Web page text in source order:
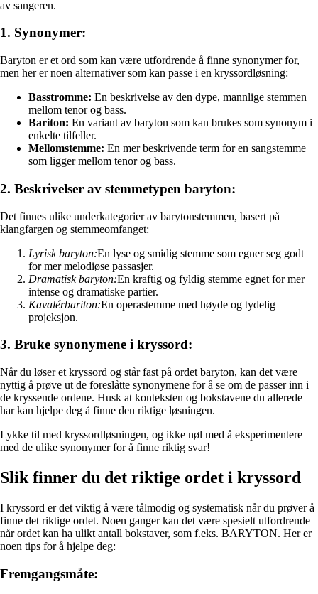
av sangeren.
1. Synonymer:
Baryton er et ord som kan være utfordrende å finne synonymer for,
men her er noen alternativer som kan passe i en kryssordløsning:
Basstromme: En beskrivelse av den dype, mannlige stemmen
mellom tenor og bass.
Bariton: En variant av baryton som kan brukes som synonym i
enkelte tilfeller.
Mellomstemme: En mer beskrivende term for en sangstemme
som ligger mellom tenor og bass.
2. Beskrivelser av stemmetypen baryton:
Det finnes ulike underkategorier av barytonstemmen, basert på
klangfargen og stemmeomfanget:
Lyrisk baryton:En lyse og smidig stemme som egner seg godt
for mer melodiøse passasjer.
Dramatisk baryton:En kraftig og fyldig stemme egnet for mer
intense og dramatiske partier.
Kavalérbariton:En operastemme med høyde og tydelig
projeksjon.
3. Bruke synonymene i kryssord:
Når du løser et kryssord og står fast på ordet baryton, kan det være
nyttig å prøve ut de foreslåtte synonymene for å se om de passer inn i
de kryssende ordene. Husk at konteksten og bokstavene du allerede
har kan hjelpe deg å finne den riktige løsningen.
Lykke til med kryssordløsningen, og ikke nøl med å eksperimentere
med de ulike synonymer for å finne riktig svar!
Slik finner du det riktige ordet i kryssord
I kryssord er det viktig å være tålmodig og systematisk når du prøver å
finne det riktige ordet. Noen ganger kan det være spesielt utfordrende
når ordet kan ha ulikt antall bokstaver, som f.eks. BARYTON. Her er
noen tips for å hjelpe deg:
Fremgangsmåte: